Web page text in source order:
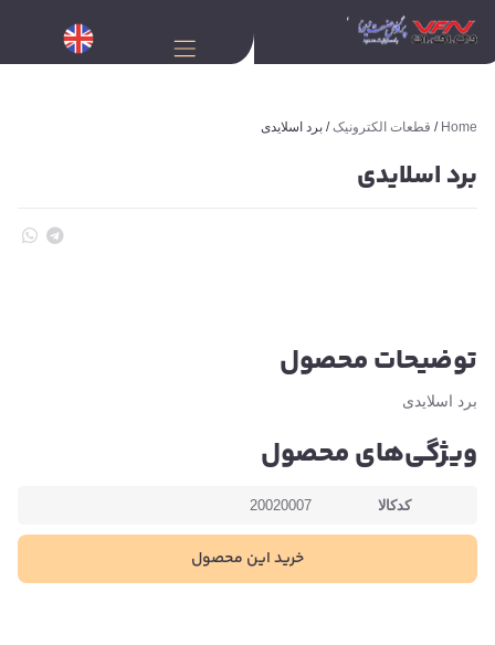
Home
/ قطعات الکترونیک/ برد اسلایدی
برد اسلایدی
توضیحات محصول
برد اسلایدی
ویژگی‌های محصول
کدکالا 20020007
خرید این محصول